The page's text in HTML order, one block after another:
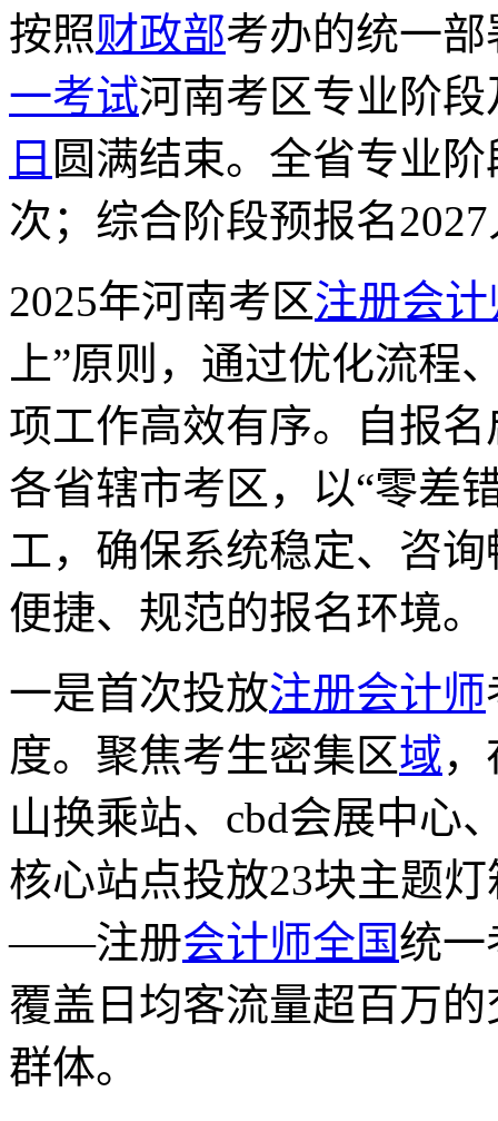
按照财政部考办的统一部
一考试河南考区专业阶
日 圆满结束。全省专业
次；综合阶段预报名
2025年河南考区注册会
上”原则，通过优化流程
项工作高效有序。自报
各省辖市考区，以“零差
工，确保系统稳定、咨
便捷、规范的报名环境。
一是首次投放注册会计师
度。聚焦考生密集区域
山换乘站、cbd会展中心
核心站点投放23块主题
——注册会计师全国统一
覆盖日均客流量超百万
群体。